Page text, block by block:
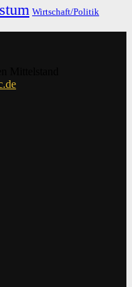
Wirtschaft/Politik